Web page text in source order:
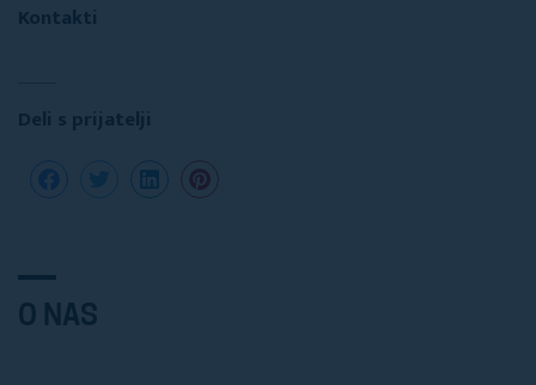
Kontakti
Deli s prijatelji
O NAS